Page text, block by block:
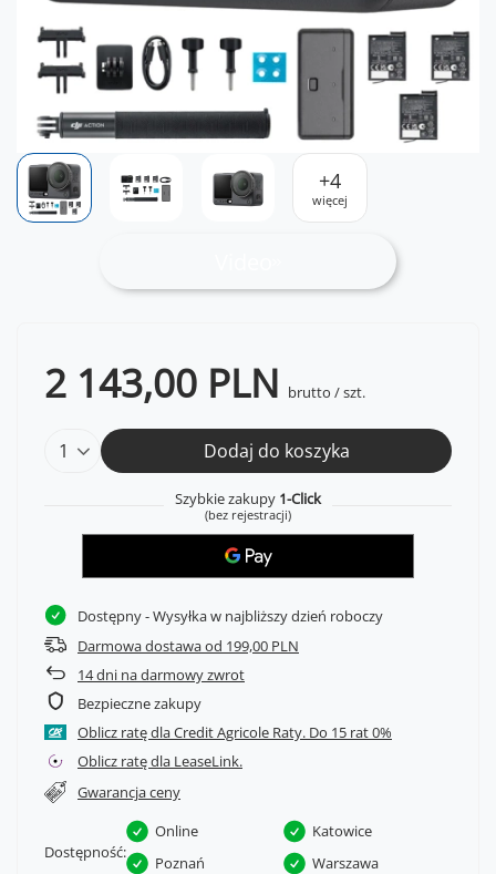
+4
więcej
2 143,00 PLN brutto /szt.
Dodaj do koszyka
Szybkie zakupy 1-Click
(bez rejestracji)
Dostępny- Wysyłka w najbliższy dzień roboczy
Darmowa dostawa od 199,00 PLN
14dni na darmowy zwrot
Bezpieczne zakupy
Oblicz ratę dla Credit Agricole Raty.
Oblicz ratę dla LeaseLink.
Gwarancja ceny
Dostępność:
Online
Katowice
Poznań
Warszawa